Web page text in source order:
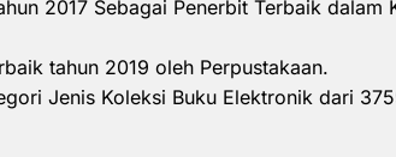
2017 Sebagai Penerbit Terbaik
tahun 2019 oleh Perpustakaan.
Jenis Koleksi Buku Elektronik dari